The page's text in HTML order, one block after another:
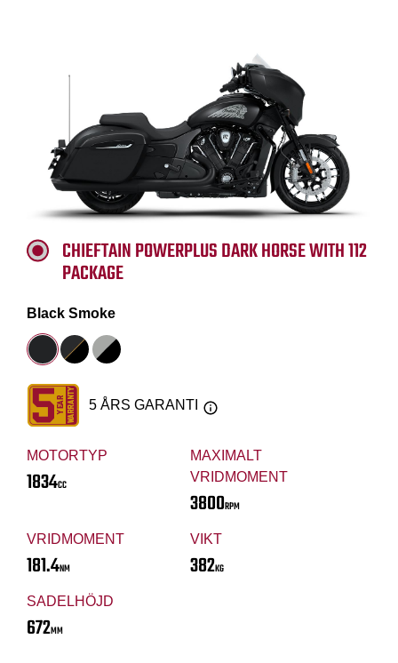
MOTORTYP
1834CC
MAXIMALT
VRIDMOMENT
3800RPM
VRIDMOMENT
181.4NM
VIKT
382KG
SADELHÖJD
672MM
CHIEFTAIN POWERPLUS DARK HORSE WITH 112
PACKAGE
Black Smoke
5 ÅRS GARANTI